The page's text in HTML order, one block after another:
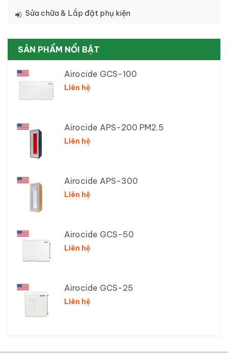
Sửa chữa & Lắp đặt phụ kiện
SẢN PHẨM NỔI BẬT
Airocide GCS-100
Liên hệ
Airocide APS-200 PM2.5
Liên hệ
Airocide APS-300
Liên hệ
Airocide GCS-50
Liên hệ
Airocide GCS-25
Liên hệ